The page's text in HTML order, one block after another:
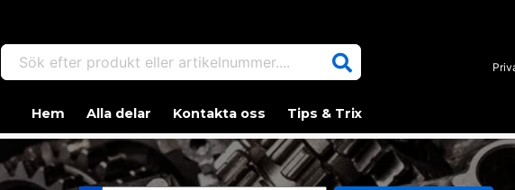
Sök efter produkt eller artikelnummer....
Hem Alla delar Kontakta oss Tips & Trix